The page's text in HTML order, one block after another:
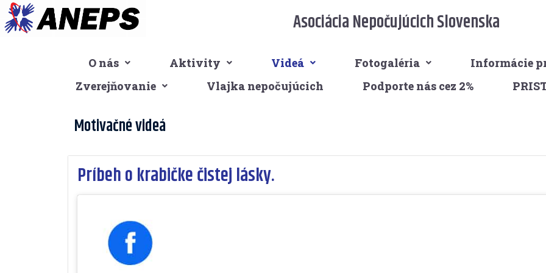
Preskočiť
na
Asociácia Nepočujúcich Slovenska
O nás Aktivity Videá Fotogaléria Informácie
Zverejňovanie
Vlajka nepočujúcich Podporte nás cez 2%
Motivačné videá
Príbeh o krabičke čistej lásky.